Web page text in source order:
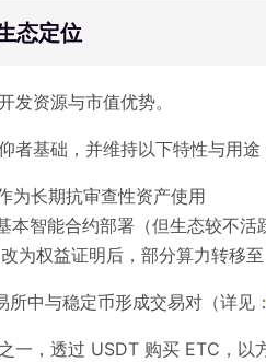
态定位
发资源与市值优势。
者基础，并维持以下特性与用途
为长期抗审查性资产使用
本智能合约部署（但生态较不活
为权益证明后，部分算力转移
中与稳定币形成交易对（详见：
一，透过 USDT 购买 ETC，以